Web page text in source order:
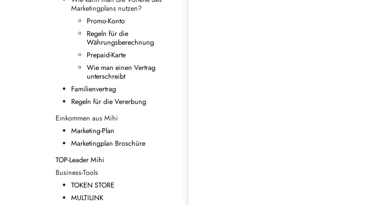
Marketingplans nutzen?
Promo-Konto
Regeln für die
Währungsberechnung
Prepaid-Karte
Wie man einen Vertrag
unterschreibt
Familienvertrag
Regeln für die Vererbung
Einkommen aus Mihi
Marketing-Plan
Marketingplan Broschüre
TOP-Leader Mihi
Business-Tools
TOKEN STORE
MULTILINK